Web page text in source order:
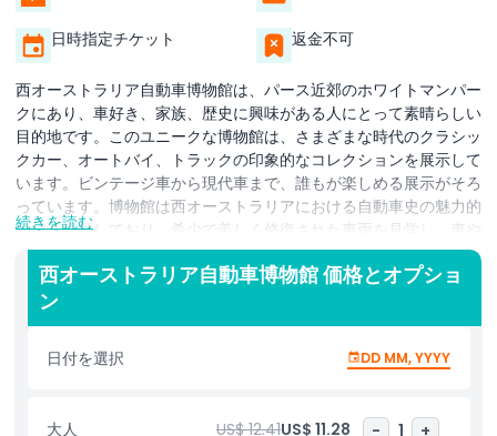
日時指定チケット 返金不可
西オーストラリア自動車博物館は、パース近郊のホワイトマンパー
クにあり、車好き、家族、歴史に興味がある人にとって素晴らしい
目的地です。このユニークな博物館は、さまざまな時代のクラシッ
クカー、オートバイ、トラックの印象的なコレクションを展示して
います。ビンテージ車から現代車まで、誰もが楽しめる展示がそろ
っています。博物館は西オーストラリアにおける自動車史の魅力的
な旅を提供しており、希少で美しく修復された車両を見学し、車や
オートバイが長年にわたってどのように進化してきたかを学ぶこと
ができます。展示は自動車が西オーストラリアの生活様式や発展に
果たした重要な役割も強調しています。博物館の見どころの一つ
は、ここでしか見ることのできない一品物のモデルを含む多種多様
な車両です。展示はわかりやすく情報豊富で、大人と子供の両方に
適しています。インタラクティブな展示や年間を通じて開催される
の人も観光客も、子供から大人まで思い出に残る教育的な体験がで
続きを読む
西オーストラリア自動車博物館 価格とオプショ
ン
日付を選択 DD MM, YYYY
大人 US$ 12.41US$ 11.28 - 1 +